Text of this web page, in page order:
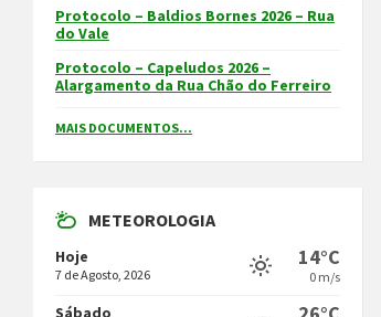
Protocolo – Baldios Bornes 2026 – Rua
do Vale
Protocolo – Capeludos 2026 –
Alargamento da Rua Chão do Ferreiro
MAIS DOCUMENTOS...
METEOROLOGIA
Hoje
7 de Agosto, 2026
14°C
0 m/s